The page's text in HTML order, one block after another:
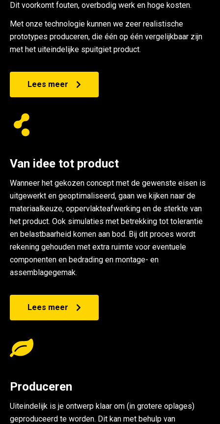
Dit voorkomt fouten, overbodig werk en hoge kosten.
Met onze technologie kunnen we zeer realistische
prototypes produceren, die één op één vergelijkbaar zijn
met het uiteindelijke spuitgiet product.
Lees meer
Van idee tot product
Wanneer het gekozen concept met de gewenste eisen is
uitgewerkt en geoptimaliseerd, gaan we kijken naar de
materiaalkeuze, oppervlakteafwerking en de sterkte van
het product. Ook simulaties met betrekking tot tolerantie
en belastbaarheid komen aan bod. Bij dit proces wordt
rekening gehouden met extra ruimte voor eventuele
componenten en bedrading en montage- en
assemblagegemak.
Lees meer
Produceren
Uiteindelijk is je ontwerp klaar om (in grotere oplages)
geproduceerd te worden. Dit kan met behulp van